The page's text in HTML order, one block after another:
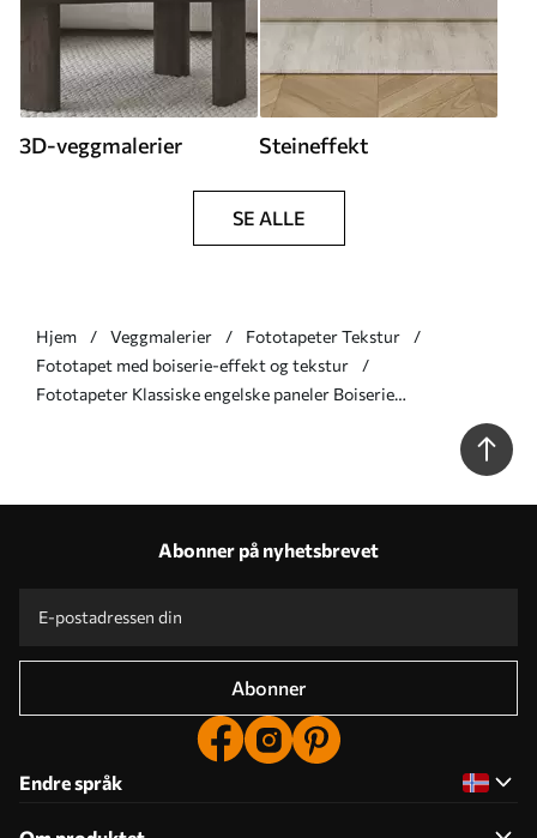
3D-veggmalerier Steineffekt
SE ALLE
Hjem Veggmalerier
Fototapeter Tekstur
Fototapet med boiserie-effekt og tekstur
Fototapeter Klassiske engelske paneler Boiserie
Abonner på nyhetsbrevet
Abonner
Endre språk